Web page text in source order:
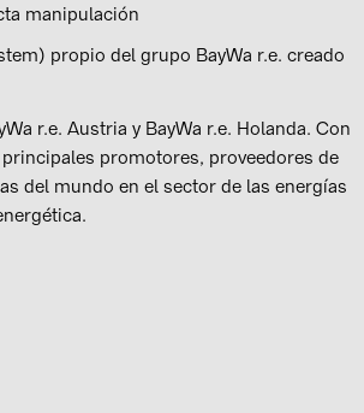
manipulación
propio del grupo BayWa r.e. creado
r.e. Austria y BayWa r.e. Holanda. Con
promotores, proveedores de
del mundo en el sector de las energías